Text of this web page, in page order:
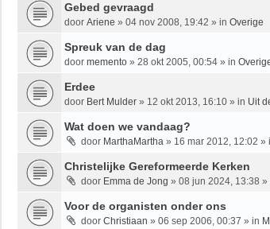
Gebed gevraagd
door Ariene » 04 nov 2008, 19:42 » in Overige
Spreuk van de dag
door memento » 28 okt 2005, 00:54 » in
Erdee
door Bert Mulder » 12 okt 2013, 16:10 » in Uit
Wat doen we vandaag?
door MarthaMartha » 16 mar 2012, 12:02 »
Christelijke Gereformeerde Kerken
door Emma de Jong » 08 jun 2024, 13:38 »
Voor de organisten onder ons
door Christiaan » 06 sep 2006, 00:37 » in